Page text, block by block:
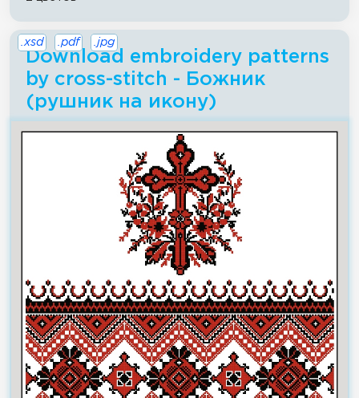
Download embroidery patterns
by cross-stitch - Божник
(рушник на икону)
.xsd .pdf .jpg